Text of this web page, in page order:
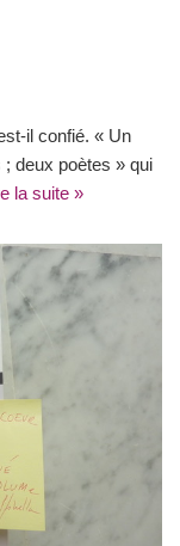
il confié. « Un
deux poètes » qui
la suite »